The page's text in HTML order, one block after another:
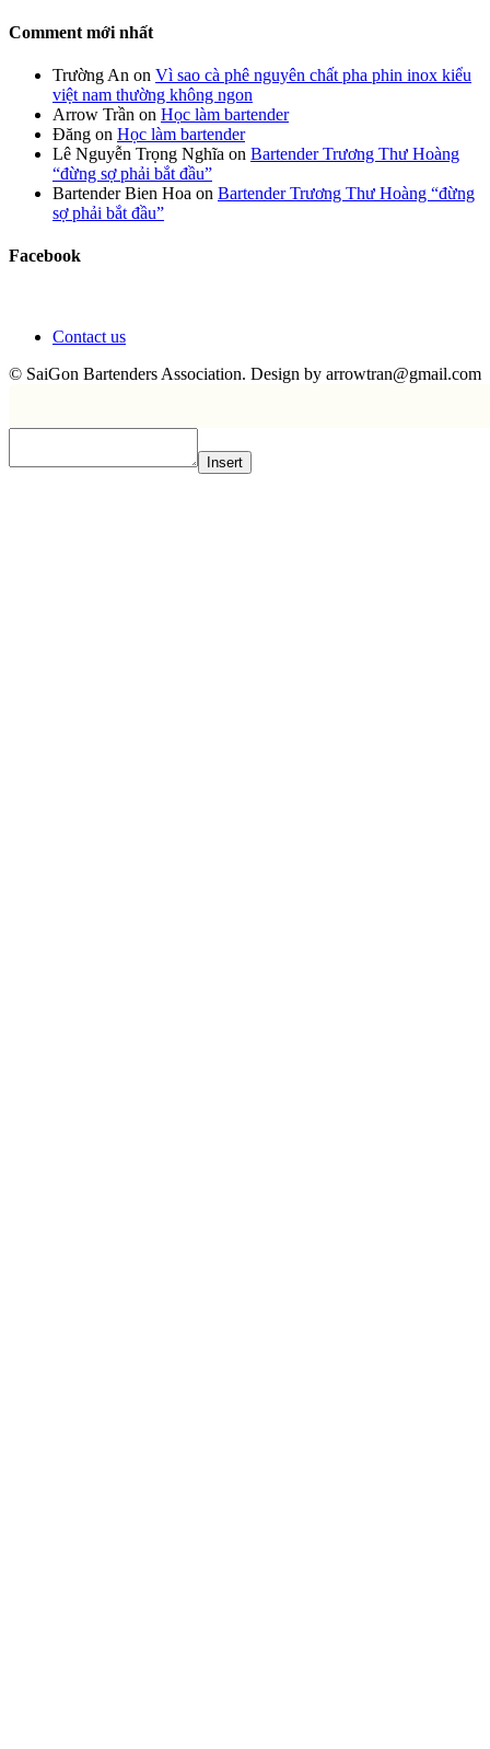
Comment mới nhất
Trường An on Vì sao cà phê nguyên chất pha phin inox kiểu
việt nam thường không ngon
Arrow Trần on Học làm bartender
Đăng on Học làm bartender
Lê Nguyễn Trọng Nghĩa on Bartender Trương Thư Hoàng
“đừng sợ phải bắt đầu”
Bartender Bien Hoa on Bartender Trương Thư Hoàng “đừng
sợ phải bắt đầu”
Facebook
Contact us
© SaiGon Bartenders Association. Design by arrowtran@gmail.com
Insert